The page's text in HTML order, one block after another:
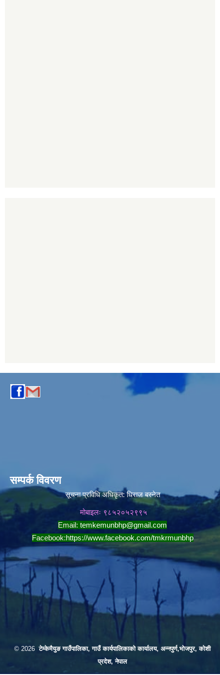
सम्पर्क विवरण
सूचना प्रविधि अधिकृत:धिराज बस्नेत
मोबाइलः ९८५२०५२९९५
Email: temkemunbhp@gmail.com
Facebook:https://www.facebook.com/tmkrmunbhp
© 2026टेम्केमैयुङ गाउँपालिका, गाउँ कार्यपालिकाको कार्यालय, अन्नपुर्ण,भोजपुर, कोशी
प्रदेश, नेपाल